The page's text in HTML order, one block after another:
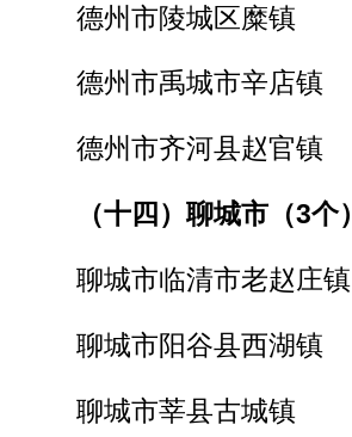
德州市陵城区糜镇
德州市禹城市辛店镇
德州市齐河县赵官镇
（十四）聊城市（3个）
聊城市临清市老赵庄镇
聊城市阳谷县西湖镇
聊城市莘县古城镇